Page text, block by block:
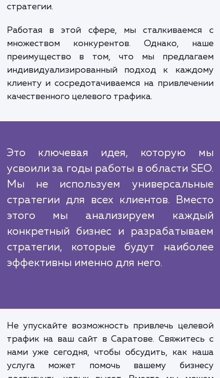
реализация и отслеживание
процессе исследования мы изучаем ваш
бизнес, конкурентов и определяем
аудитории. На этапе
разрабатывается стратегия для
целевого трафика. Этап реализации
себя реализацию разработанных
методов и при необходимости
Работая в этой сфере, мы
множеством конкурентов. Однако,
преимущество в том, что мы
индивидуализированный подход к
клиенту и сосредотачиваемся на
качественного целевого трафика.
Это ключевая идея, которую
усвоили за годы работы в области
Мы не используем